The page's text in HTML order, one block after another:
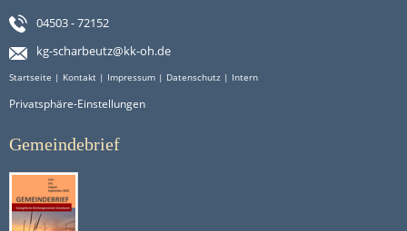
04503 - 72152
kg-scharbeutz@kk-oh.de
Startseite | Kontakt | Impressum | Datenschutz | Intern
Privatsphäre-Einstellungen
Gemeindebrief